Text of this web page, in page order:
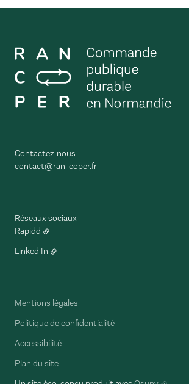
Contactez-nous
contact@ran-coper.fr
Réseaux sociaux
Rapidd
Linked In
Mentions légales
Politique de confidentialité
Accessibilité
Plan du site